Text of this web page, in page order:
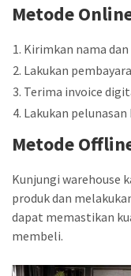
Metode
Kirimkan nama dan
Lakukan
Terima invoice
Lakukan
Metode
Kunjungi warehouse
produk dan
dapat memastikan
membeli.